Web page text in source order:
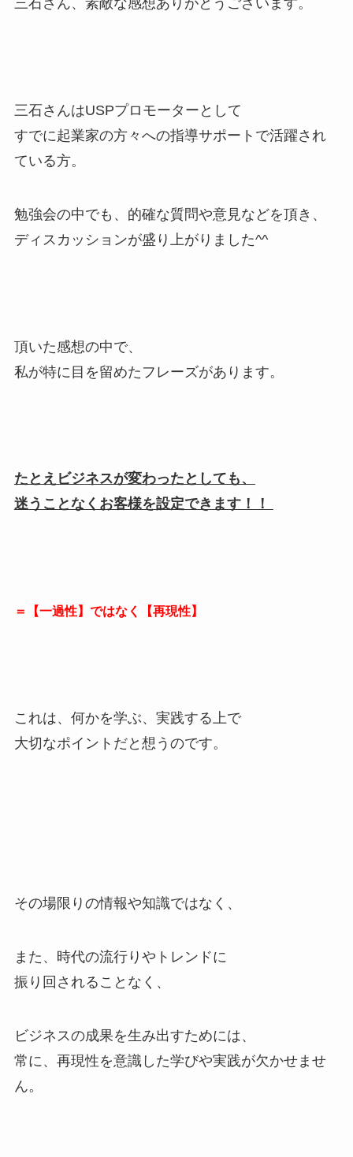
三石さん、素敵な感想ありがとうございます。
三石さんはUSPプロモーターとして
すでに起業家の方々への指導サポートで活躍され
ている方。
勉強会の中でも、的確な質問や意見などを頂き、
ディスカッションが盛り上がりました^^
頂いた感想の中で、
私が特に目を留めたフレーズがあります。
たとえビジネスが変わったとしても、
迷うことなくお客様を設定できます！！
＝【一過性】ではなく【再現性】
これは、何かを学ぶ、実践する上で
大切なポイントだと想うのです。
その場限りの情報や知識ではなく、
また、時代の流行りやトレンドに
振り回されることなく、
ビジネスの成果を生み出すためには、
常に、再現性を意識した学びや実践が欠かせませ
ん。